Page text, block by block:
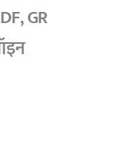
GR